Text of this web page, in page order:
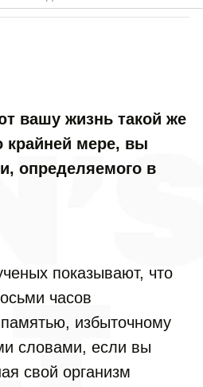
вашу жизнь такой же
крайней мере, вы
определяемого в
показывают, что
часов
избыточному
словами, если вы
свой организм